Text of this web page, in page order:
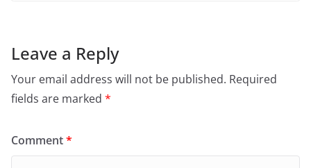
Leave a Reply
Your email address will not be published. Required
fields are marked *
Comment*